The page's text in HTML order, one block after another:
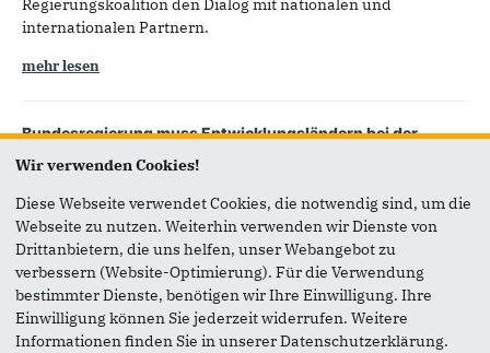
Regierungskoalition den Dialog mit nationalen und
internationalen Partnern.
mehr lesen
Bundesregierung muss Entwicklungsländern bei der
Sonderprogramm für arme Länder erforderlich
mehr lesen
Verlässliche KfW-Förderung bleibt weiter wichtig für
Siegen-Wittgenstein
Privatpersonen und Unternehmen profitieren von den
Förderprogrammen
Wir verwenden Cookies!
Diese Webseite verwendet Cookies, die notwendig sind, um die
Webseite zu nutzen. Weiterhin verwenden wir Dienste von
Drittanbietern, die uns helfen, unser Webangebot zu
verbessern (Website-Optimierung). Für die Verwendung
bestimmter Dienste, benötigen wir Ihre Einwilligung. Ihre
Einwilligung können Sie jederzeit widerrufen. Weitere
Informationen finden Sie in unserer Datenschutzerklärung.